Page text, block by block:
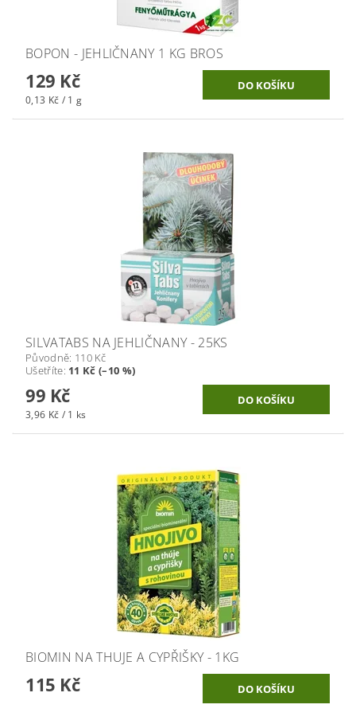
BOPON - JEHLIČNANY 1 KG BROS
129 Kč
0,13 Kč / 1 g
SILVATABS NA JEHLIČNANY - 25KS
Původně: 110 Kč
Ušetříte: 11 Kč (–10 %)
99 Kč
3,96 Kč / 1 ks
BIOMIN NA THUJE A CYPŘIŠKY - 1KG
115 Kč